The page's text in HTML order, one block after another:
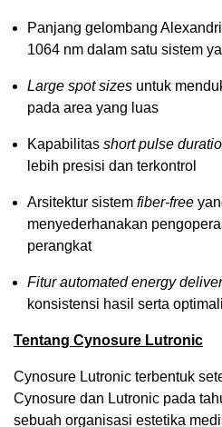
Panjang gelombang
1064 nm dalam satu sistem
Large spot sizes untuk
pada area yang luas
Kapabilitas short pulse
lebih presisi dan terkontrol
Arsitektur sistem fiber-free
menyederhanakan
perangkat
Fitur automated energy
konsistensi hasil serta
Tentang Cynosure Lutronic
Cynosure Lutronic terbentuk
Cynosure dan Lutronic pada
sebuah organisasi estetika